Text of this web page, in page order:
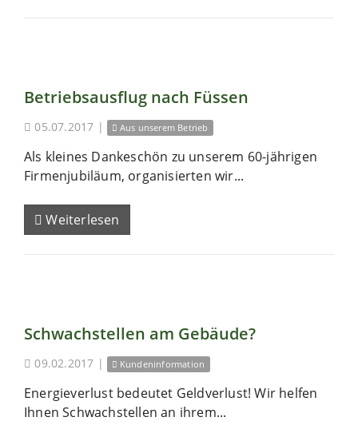
Betriebsausflug nach Füssen
05.07.2017 | Aus unserem Betrieb
Als kleines Dankeschön zu unserem 60-jährigen
Firmenjubiläum, organisierten wir...
Weiterlesen
Schwachstellen am Gebäude?
09.02.2017 | Kundeninformation
Energieverlust bedeutet Geldverlust! Wir helfen
Ihnen Schwachstellen an ihrem...